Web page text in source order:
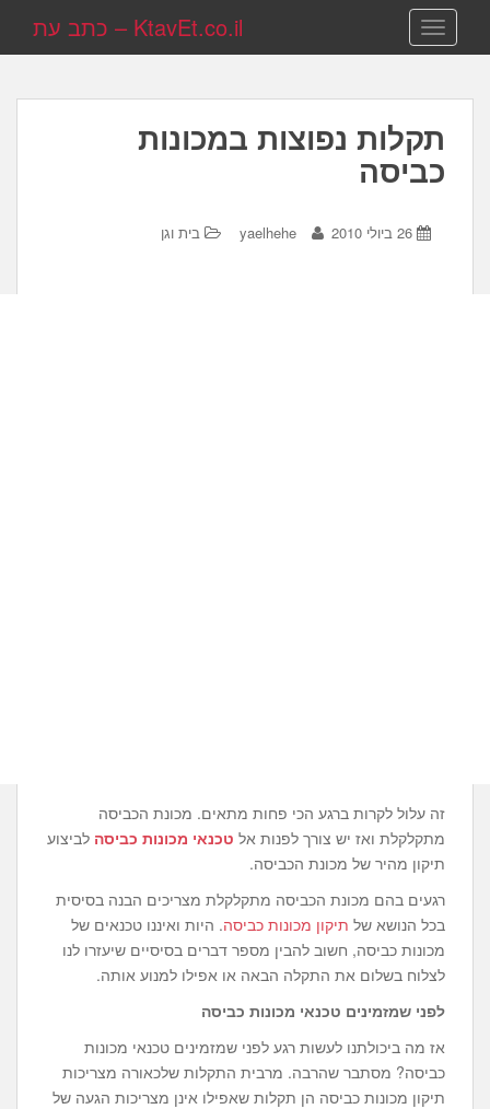
TOGGLE NAVIGATION KtavEt.co.il – כתב עת
תקלות נפוצות במכונות
כביסה
26 ביולי 2010 yaelhehe בית וגן
זה עלול לקרות ברגע הכי פחות מתאים. מכונת הכביסה
מתקלקלת ואז יש צורך לפנות אל טכנאי מכונות כביסה לביצוע
תיקון מהיר של מכונת הכביסה.
רגעים בהם מכונת הכביסה מתקלקלת מצריכים הבנה בסיסית
בכל הנושא של תיקון מכונות כביסה. היות ואיננו טכנאים של
מכונות כביסה, חשוב להבין מספר דברים בסיסיים שיעזרו לנו
לצלוח בשלום את התקלה הבאה או אפילו למנוע אותה.
לפני שמזמינים טכנאי מכונות כביסה
אז מה ביכולתנו לעשות רגע לפני שמזמינים טכנאי מכונות
כביסה? מסתבר שהרבה. מרבית התקלות שלכאורה מצריכות
תיקון מכונות כביסה הן תקלות שאפילו אינן מצריכות הגעה של